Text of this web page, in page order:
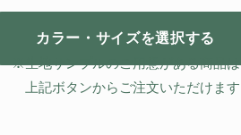
カラー・サイズを選択する
※生地サンプルのご用意がある商品は
上記ボタンからご注文いただけます